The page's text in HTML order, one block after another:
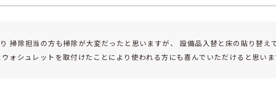
掃除担当の方も掃除が大変だったと思いますが、 設備品入替と床の貼り替え
ォシュレットを取付けたことにより使われる方にも喜んでいただけると思いま